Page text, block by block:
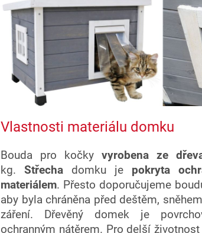
Vlastnosti materiálu domku
Bouda pro kočky vyrobena ze
kg.Střecha domku je pokryta
materiálem. Přesto doporučujeme
aby byla chráněna před deštěm,
záření. Dřevěný domek je
ochranným nátěrem. Pro delší